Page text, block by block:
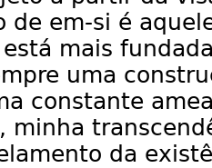
de em-si é
mais
uma
constante
minha
da